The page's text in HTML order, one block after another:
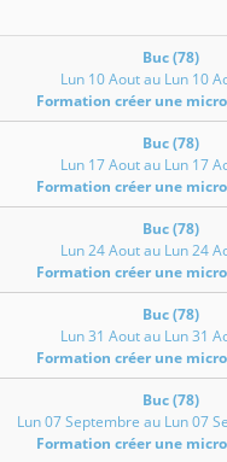
Buc (78)
Lun 10 Aout au Lun 10
Formation créer une
Buc (78)
Lun 17 Aout au Lun 17
Formation créer une
Buc (78)
Lun 24 Aout au Lun 24
Formation créer une
Buc (78)
Lun 31 Aout au Lun 31
Formation créer une
Buc (78)
Lun 07 Septembre au Lun 07
Formation créer une